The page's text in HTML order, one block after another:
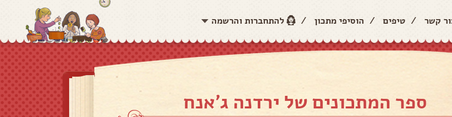
קשר / טיפים / הוסיפי מתכון / להתחברות והרשמה
ספר המתכונים של ירדנה ג'אנח